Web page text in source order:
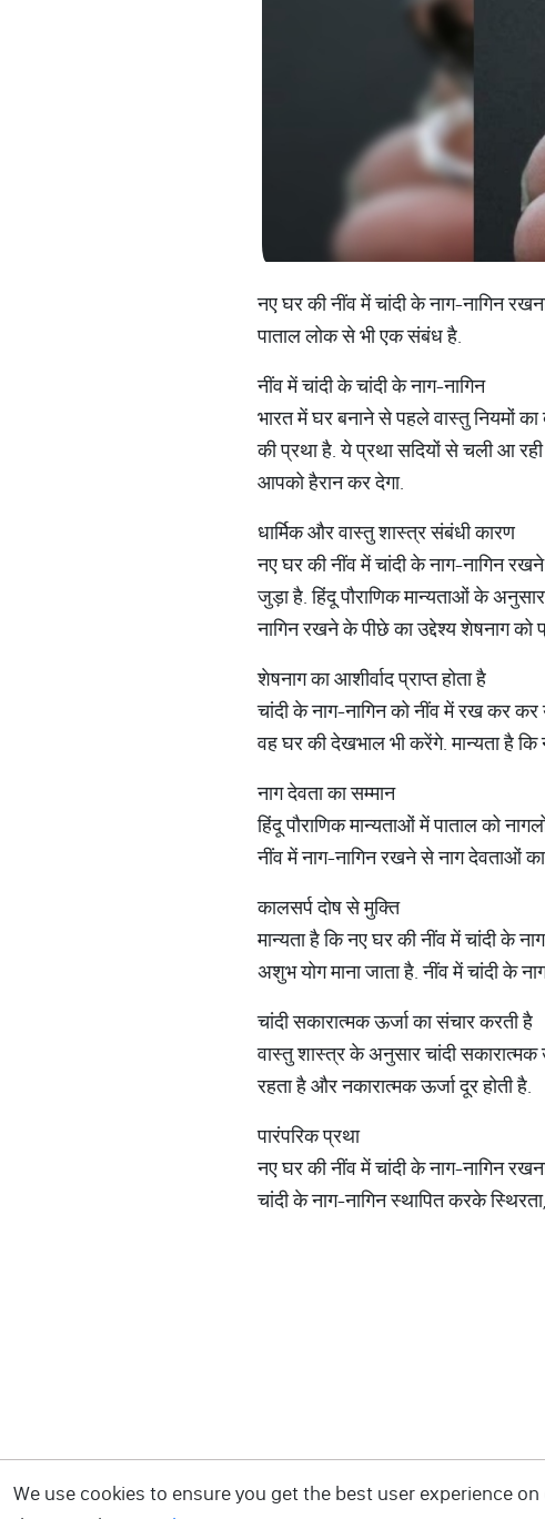
नए घर की नींव में चांदी के नाग-नागिन
पाताल लोक से भी एक संबंध है.
नींव में चांदी के चांदी के नाग-नागिन
भारत में घर बनाने से पहले वास्तु नियमों का
की प्रथा है. ये प्रथा सदियों से चली आ
आपको हैरान कर देगा.
धार्मिक और वास्तु शास्त्र संबंधी कारण
नए घर की नींव में चांदी के नाग-नागिन
जुड़ा है. हिंदू पौराणिक मान्यताओं के
नागिन रखने के पीछे का उद्देश्य शेषनाग को
शेषनाग का आशीर्वाद प्राप्त होता है
चांदी के नाग-नागिन को नींव में रख कर
वह घर की देखभाल भी करेंगे. मान्यता है कि
नाग देवता का सम्मान
हिंदू पौराणिक मान्यताओं में पाताल को
नींव में नाग-नागिन रखने से नाग देवताओं का
कालसर्प दोष से मुक्ति
मान्यता है कि नए घर की नींव में चांदी के
अशुभ योग माना जाता है. नींव में चांदी के
चांदी सकारात्मक ऊर्जा का संचार करती है
वास्तु शास्त्र के अनुसार चांदी सकारात्मक
रहता है और नकारात्मक ऊर्जा दूर होती है.
पारंपरिक प्रथा
नए घर की नींव में चांदी के नाग-नागिन
चांदी के नाग-नागिन स्थापित करके
We use cookies to ensure you get the best user experience